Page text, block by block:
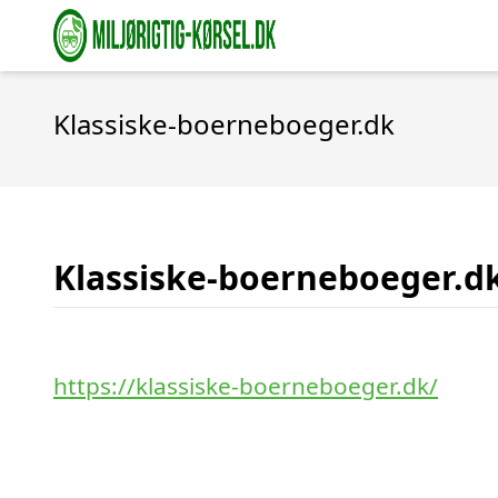
Klassiske-boerneboeger.dk
Klassiske-
https://klassiske-boerneboeger.dk/